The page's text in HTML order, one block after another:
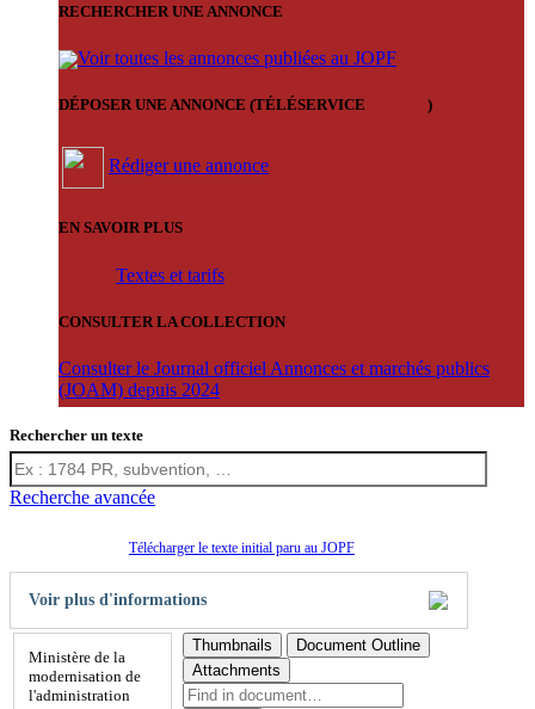
RECHERCHER UNE ANNONCE
Voir toutes les annonces publiées au JOPF
DÉPOSER UNE ANNONCE (TÉLÉSERVICE )
Rédiger une annonce
EN SAVOIR PLUS
Textes et tarifs
CONSULTER LA COLLECTION
Consulter le Journal officiel Annonces et marchés publics
(JOAM) depuis 2024
Rechercher un texte
Recherche avancée
Télécharger le texte initial paru au JOPF
Voir plus d'informations
Ministère de la
modernisation de
l'administration
Thumbnails
Document Outline
Attachments